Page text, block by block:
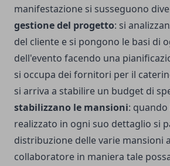
manifestazione si susseguono
gestione del progetto: si
del cliente e si pongono le basi di
dell'evento facendo una
si occupa dei fornitori per il
si arriva a stabilire un budget di
stabilizzano le mansioni:
realizzato in ogni suo dettaglio si
distribuzione delle varie mansioni
collaboratore in maniera tale